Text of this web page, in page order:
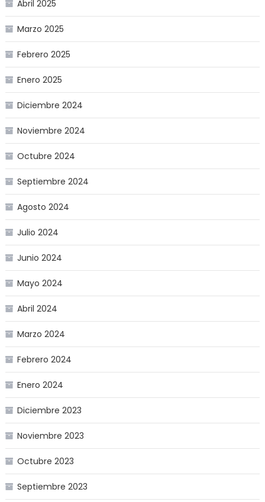
Abril 2025
Marzo 2025
Febrero 2025
Enero 2025
Diciembre 2024
Noviembre 2024
Octubre 2024
Septiembre 2024
Agosto 2024
Julio 2024
Junio 2024
Mayo 2024
Abril 2024
Marzo 2024
Febrero 2024
Enero 2024
Diciembre 2023
Noviembre 2023
Octubre 2023
Septiembre 2023